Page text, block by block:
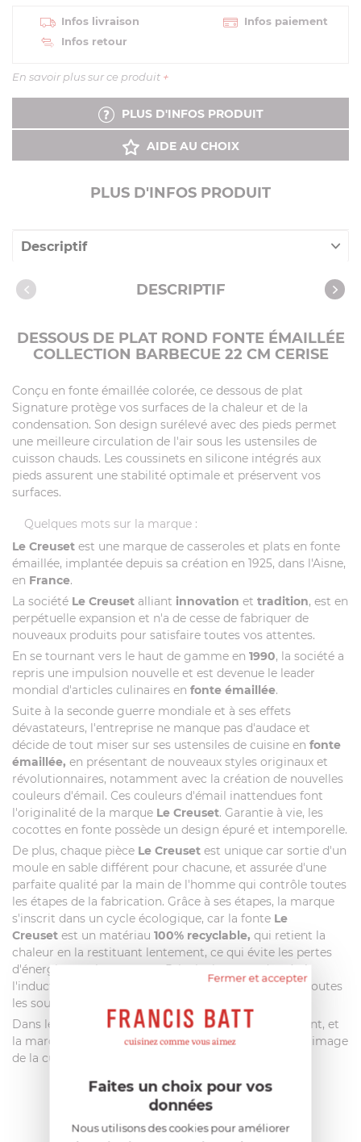
Infos livraison
Infos paiement
Infos retour
En savoir plus sur ce produit +
PLUS D'INFOS PRODUIT
AIDE AU CHOIX
PLUS D'INFOS PRODUIT
Descriptif
Caractéristiques DESCRIPTIF
DESSOUS DE PLAT ROND FONTE ÉMAILLÉE
COLLECTION BARBECUE 22 CM CERISE
Conçu en fonte émaillée colorée, ce dessous de plat
Signature protège vos surfaces de la chaleur et de la
condensation. Son design surélevé avec des pieds permet
une meilleure circulation de l'air sous les ustensiles de
cuisson chauds. Les coussinets en silicone intégrés aux
pieds assurent une stabilité optimale et préservent vos
surfaces.
Quelques mots sur la marque :
Le Creuset est une marque de casseroles et plats en fonte
émaillée, implantée depuis sa création en 1925, dans l'Aisne,
en France.
La société Le Creuset alliant innovation et tradition, est en
perpétuelle expansion et n'a de cesse de fabriquer de
nouveaux produits pour satisfaire toutes vos attentes.
En se tournant vers le haut de gamme en 1990, la société a
repris une impulsion nouvelle et est devenue le leader
mondial d'articles culinaires en fonte émaillée.
Suite à la seconde guerre mondiale et à ses effets
dévastateurs, l'entreprise ne manque pas d'audace et
décide de tout miser sur ses ustensiles de cuisine en fonte
émaillée, en présentant de nouveaux styles originaux et
révolutionnaires, notamment avec la création de nouvelles
couleurs d'émail. Ces couleurs d'émail inattendues font
l'originalité de la marque Le Creuset. Garantie à vie, les
cocottes en fonte possède un design épuré et intemporelle.
De plus, chaque pièce Le Creuset est unique car sortie d'un
moule en sable différent pour chacune, et assurée d'une
parfaite qualité par la main de l'homme qui contrôle toutes
les étapes de la fabrication. Grâce à ses étapes, la marque
s'inscrit dans un cycle écologique, car la fonte Le
Creuset est un matériau 100% recyclable, qui retient la
chaleur en la restituant lentement, ce qui évite les pertes
d'énergie trop importante. Principalement adaptée à
l'induction, la fonte est néanmoins compatible avec toutes
les sources de chaleur.
Dans les années 70-80, les cocottes s'internationalisent, et
la marque est alors associée dans le monde entier à l'image
de la cuisine et du style français.
AIDE AU CHOIX
Fermer et accepter
Faites un choix pour vos
données
Nous utilisons des cookies pour améliorer